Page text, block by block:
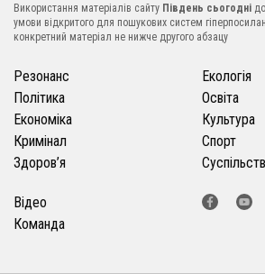
Використання матеріалів сайту Південь сьогодні
умови відкритого для пошукових систем
конкретний матеріал не нижче другого абзацу
Резонанс
Політика
Економіка
Кримінал
Здоров’я
Екологія
Освіта
Культура
Спорт
Відео
Команда